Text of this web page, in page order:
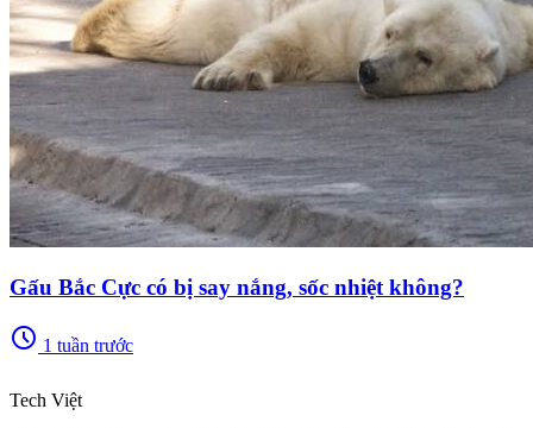
Gấu Bắc Cực có bị say nắng, sốc nhiệt không?
schedule 1 tuần trước
Tech Việt